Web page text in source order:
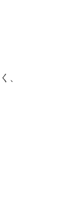
、